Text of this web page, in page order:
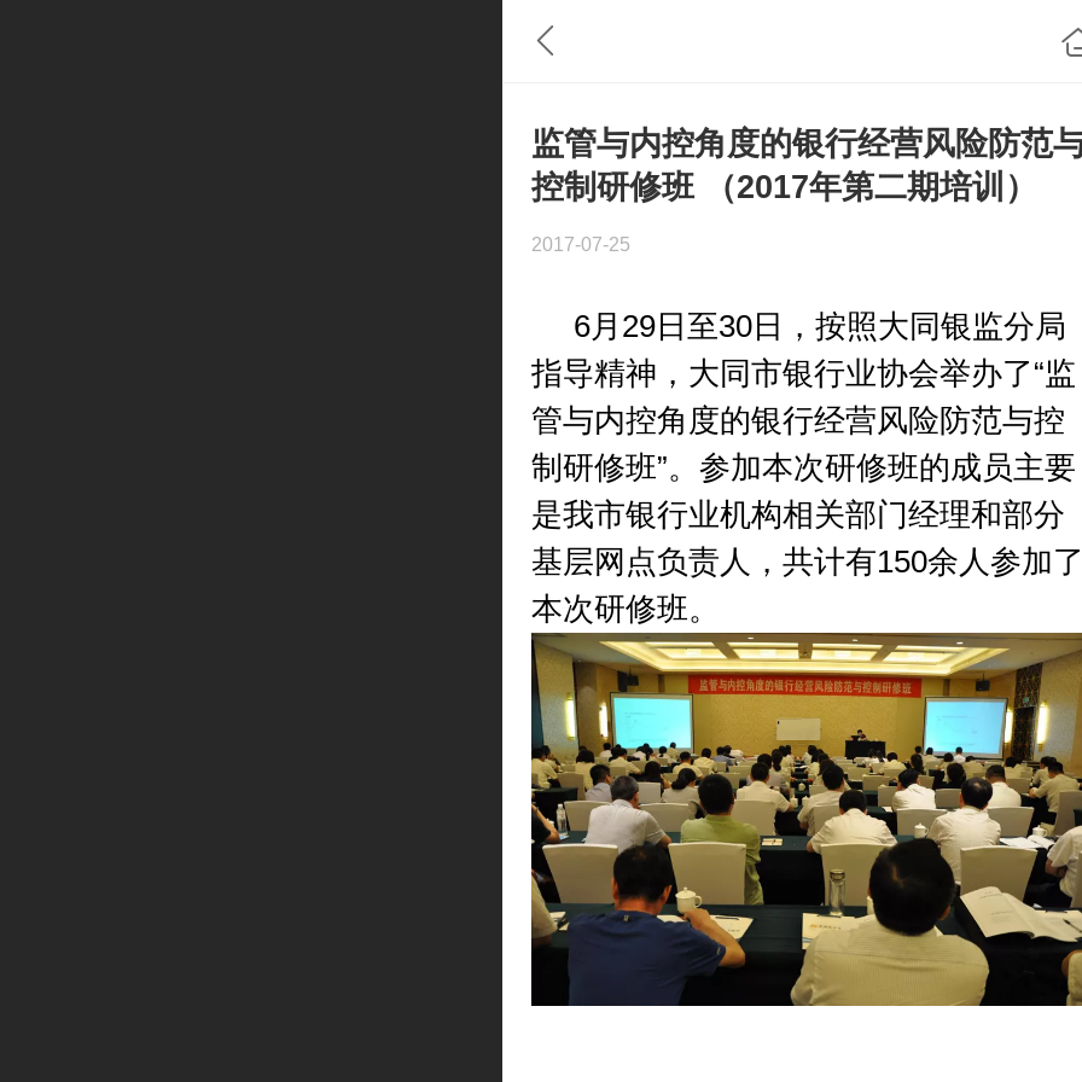
监管与内控角度的银行经营风险防范
控制研修班 （2017年第二期培训）
2017-07-25
6月29日至30日，按照大同银监分局
指导精神，大同市银行业协会举办了“监
管与内控角度的银行经营风险防范与控
制研修班”。参加本次研修班的成员主要
是我市银行业机构相关部门经理和部分
基层网点负责人，共计有150余人参加
本次研修班。